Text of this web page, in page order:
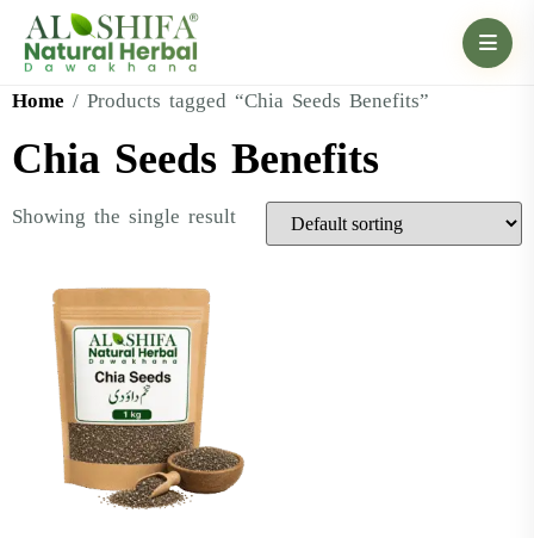
Home / Products tagged “Chia Seeds Benefits”
Chia Seeds Benefits
Showing the single result